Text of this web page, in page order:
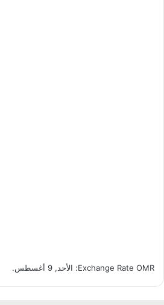
Exchange Rate OMR : الأحد, 9 أغسطس.